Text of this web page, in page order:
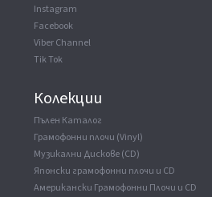
Instagram
Facebook
Viber Channel
Tik Tok
Колекции
Пълен Каталог
Грамофонни плочи (Vinyl)
Музикални Дискове (CD)
Японски грамофонни плочи и CD
Американски Грамофонни Плочи и CD